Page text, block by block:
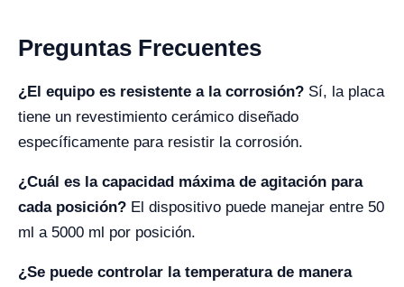
Preguntas Frecuentes
¿El equipo es resistente a la corrosión? Sí, la placa
tiene un revestimiento cerámico diseñado
específicamente para resistir la corrosión.
¿Cuál es la capacidad máxima de agitación para
cada posición? El dispositivo puede manejar entre 50
ml a 5000 ml por posición.
¿Se puede controlar la temperatura de manera